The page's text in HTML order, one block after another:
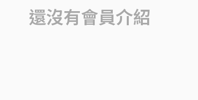
還沒有會員介紹